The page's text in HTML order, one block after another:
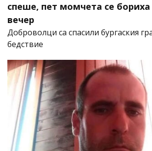
спеше, пет момчета се бориха
вечер
Доброволци са спасили бургаския
бедствие